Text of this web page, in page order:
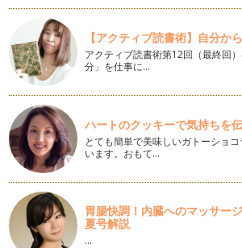
を出していますね。 &nb…
おからでダイエット
5月になりました。すっかり暖かくなり、
かに色づいてきましたね。 …
栄養たっぷり・乾物をおいしく食べよう♪
みなさんは乾物を使いますか？ 私はひじき
椎茸・干し海老などは常備し…
調理の仕方で苦手なものも大好きに
暖かくなり桜も咲いて、すっかり春めい
回、野…
切り方の魔法で野菜を好きにさせちゃおう
「うちの子、お野菜を食べてくれないの」
【アクティブ読書術】自分か
アクティブ読書術第12回（最終回
分」を仕事に…
ハートのクッキーで気持ちを
とても簡単で美味しいガトーショ
います。おもて…
胃腸快調！内臓へのマッサ
夏号解説
…